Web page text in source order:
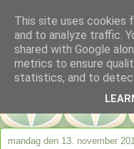
mandag den 13. november
This site uses cookies
and to analyze traffic.
shared with Google
metrics to ensure
statistics, and to